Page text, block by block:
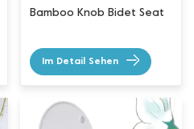
Bamboo Knob Bidet Seat
Im Detail Sehen